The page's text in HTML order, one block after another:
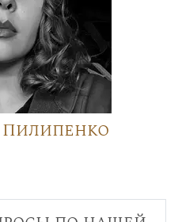
Пилипенко